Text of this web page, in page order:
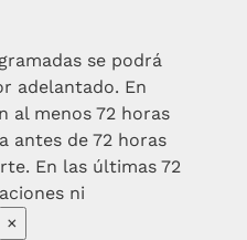
se podrá
adelantado. En
al menos 72 horas
antes de 72 horas
En las últimas 72
ni
×